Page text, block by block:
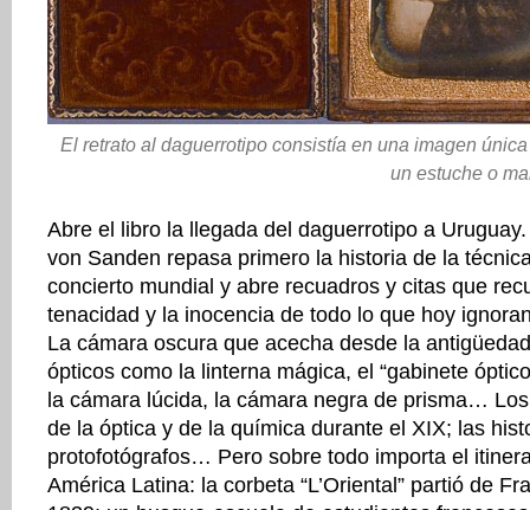
El retrato al daguerrotipo consistía en una imagen
un estuche o
Abre el libro la llegada del daguerrotipo a
von Sanden repasa primero la historia de la
concierto mundial y abre recuadros y citas que
tenacidad y la inocencia de todo lo que hoy
La cámara oscura que acecha desde la
ópticos como la linterna mágica, el “gabinete
la cámara lúcida, la cámara negra de prisma…
de la óptica y de la química durante el XIX; las
protofotógrafos… Pero sobre todo importa el
América Latina: la corbeta “L’Oriental” partió de